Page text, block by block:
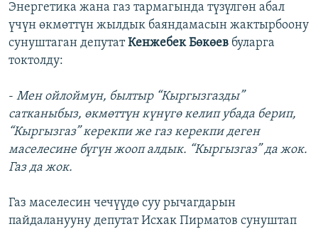
Энергетика жана газ тармагында түзүлгөн абал
үчүн өкмөттүн жылдык баяндамасын жактырбоону
сунуштаган депутатКенжебек Бөкөев буларга
токтолду:
- Мен ойлоймун, былтыр “Кыргызгазды”
сатканыбыз, өкмөттүн күнүгө келип убада берип,
“Кыргызгаз” керекпи же газ керекпи деген
маселесине бүгүн жооп алдык. “Кыргызгаз” да жок.
Газ да жок.
Газ маселесин чечүүдө суу рычагдарын
пайдаланууну депутат Исхак Пирматов сунуштап